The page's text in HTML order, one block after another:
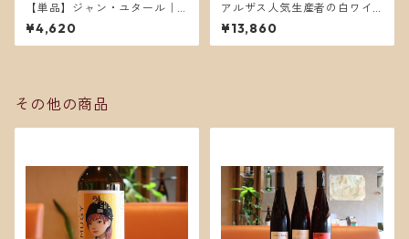
【単品】ジャン・ユタール｜
レトランジェ
¥4,620
アルザス人気生産者の白ワイ
ン3本セット。
¥13,860
その他の商品